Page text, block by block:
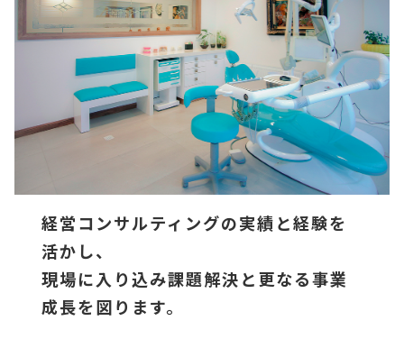
経営コンサルティングの実績と経験を
活かし、
現場に入り込み課題解決と更なる事業
成長を図ります。